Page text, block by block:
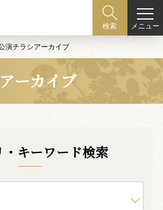
検索 メニュー
演チラシアーカイブ
ーカイブ
・キーワード検索